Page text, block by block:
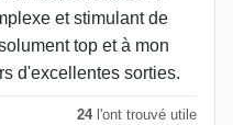
et stimulant de
top et à mon
d'excellentes sorties.
24l'ont trouvé utile